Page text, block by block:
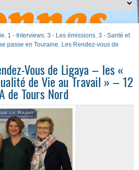
, 1 - Interviews, 3 - Les émissions, 3 - Santé et
passe en Touraine, Les Rendez-vous de
Vous de Ligaya – les «
de Vie au Travail » – 12
de Tours Nord